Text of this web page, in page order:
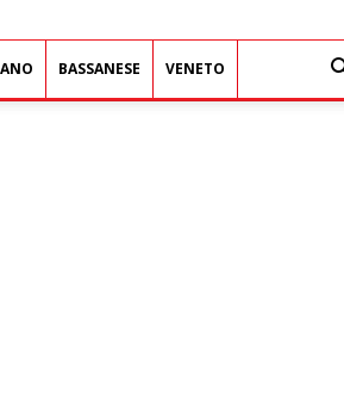
BASSANESE VENETO